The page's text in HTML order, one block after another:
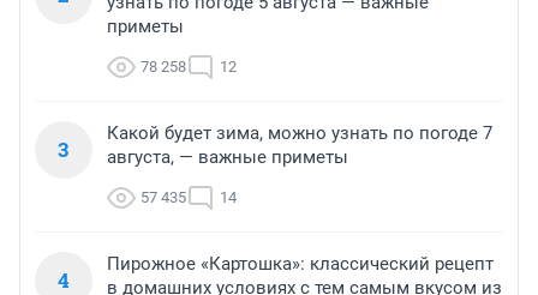
приметы
78 258 12
3
Какой будет зима, можно узнать по погоде 7
августа, — важные приметы
57 435 14
4
Пирожное «Картошка»: классический рецепт
в домашних условиях с тем самым вкусом из